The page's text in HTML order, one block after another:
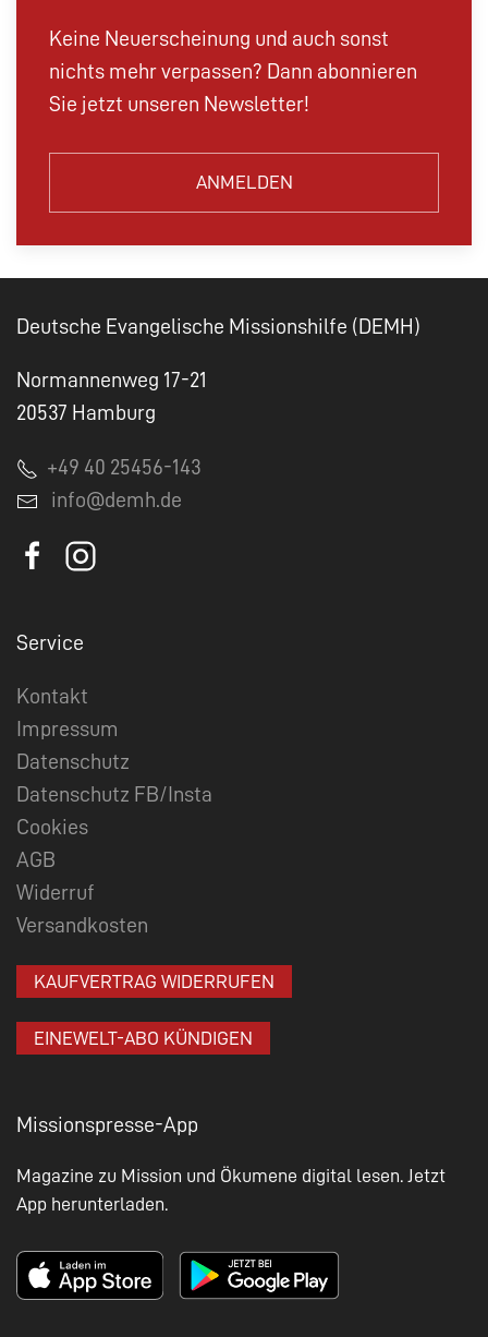
Keine Neuerscheinung und auch sonst
nichts mehr verpassen? Dann abonnieren
Sie jetzt unseren Newsletter!
ANMELDEN
Deutsche Evangelische Missionshilfe (DEMH)
Normannenweg 17-21
20537 Hamburg
+49 40 25456-143
info@demh.de
Service
Kontakt
Impressum
Datenschutz
Datenschutz FB/Insta
Cookies
AGB
Widerruf
Versandkosten
KAUFVERTRAG WIDERRUFEN
EINEWELT-ABO KÜNDIGEN
Missionspresse-App
Magazine zu Mission und Ökumene digital lesen. Jetzt
App herunterladen.